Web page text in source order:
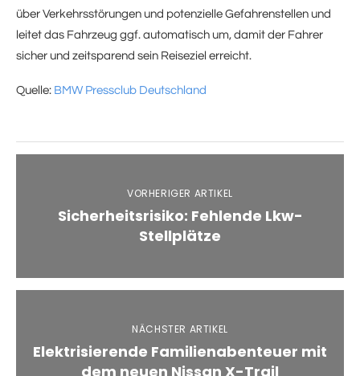
über Verkehrsstörungen und potenzielle Gefahrenstellen und
leitet das Fahrzeug ggf. automatisch um, damit der Fahrer
sicher und zeitsparend sein Reiseziel erreicht.
Quelle: BMW Pressclub Deutschland
VORHERIGER ARTIKEL
Sicherheitsrisiko: Fehlende Lkw-
Stellplätze
NÄCHSTER ARTIKEL
Elektrisierende Familienabenteuer mit
dem neuen Nissan X-Trail